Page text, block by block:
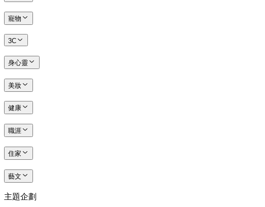
寵物
3C
身心靈
美妝
健康
職涯
住家
藝文
主題企劃